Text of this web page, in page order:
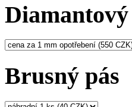
Brusný pás